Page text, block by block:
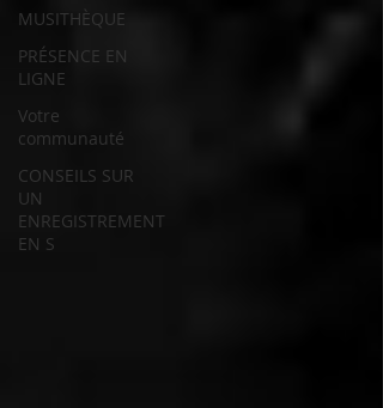
MUSITHÈQUE
PRÉSENCE EN
LIGNE
Votre
communauté
CONSEILS SUR
UN
ENREGISTREMENT
EN S